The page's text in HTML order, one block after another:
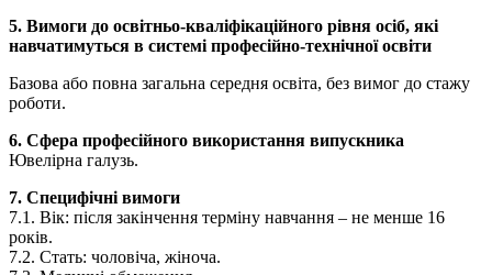
5. Вимоги до освітньо-кваліфікаційного рівня осіб, які
навчатимуться в системі професійно-технічної освіти
Базова або повна загальна середня освіта, без вимог до стажу
роботи.
6. Сфера професійного використання випускника
Ювелірна галузь.
7. Специфічні вимоги
7.1. Вік: після закінчення терміну навчання – не менше 16
років.
7.2. Стать: чоловіча, жіноча.